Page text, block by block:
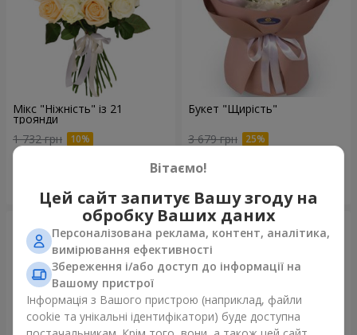
Мікс "Ніжність" із 21
троянди
1 732 грн
Букет "Щирість"
3 679 грн
Вітаємо!
Цей сайт запитує Вашу згоду на
обробку Ваших даних
Персоналізована реклама, контент, аналітика,
вимірювання ефективності
Збереження і/або доступ до інформації на
Вашому пристрої
Інформація з Вашого пристрою (наприклад, файли
cookie та унікальні ідентифікатори) буде доступна